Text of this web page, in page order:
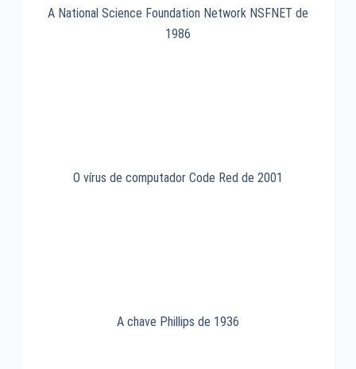
A National Science Foundation Network NSFNET de
1986
O vírus de computador Code Red de 2001
A chave Phillips de 1936